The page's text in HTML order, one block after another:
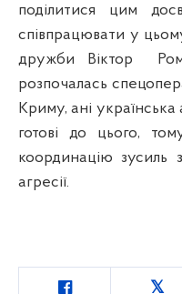
поділитися цим
співпрацювати у
дружби Віктор
розпочалась
Криму, ані
готові до цього,
координацію зусиль
агресії.